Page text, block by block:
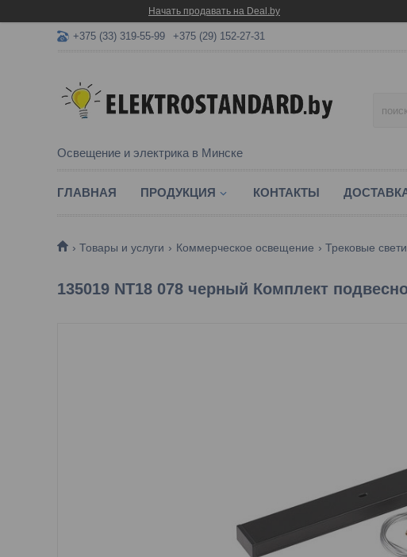
Начать продавать на Deal.by
+375 (33) 319-55-99 +375 (29) 152-27-31
Освещение и электрика в Минске
ГЛАВНАЯ ПРОДУКЦИЯ КОНТАКТЫ
Товары и услуги Коммерческое освещение Трековые
135019 NT18 078 черный Комплект